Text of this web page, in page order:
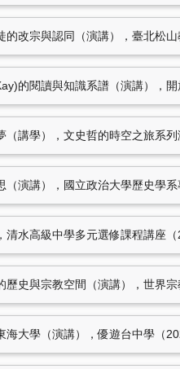
研究計畫
獲獎紀錄 獎補
學優良獎」。東海大學東海大學
。斐陶斐榮譽學會斐陶斐榮譽學
改宗與認同（演講），臺北松
的閱讀與知識系譜（演講），
講學），文史哲的時空之旅系
演講），國立政治大學歷史學
水高級中學多元選修課程講座
史與宗教空間（演講），世界
大學（演講），優遊台中學（